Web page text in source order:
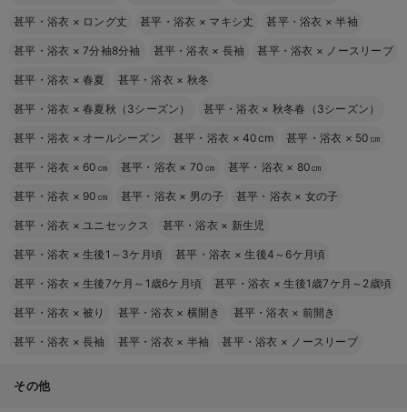
甚平・浴衣 × ロング丈 甚平・浴衣 × マキシ丈 甚平・浴衣 ×半袖
甚平・浴衣 ×7分袖8分袖 甚平・浴衣 × 長袖 甚平・浴衣 × ノースリーブ
甚平・浴衣 ×春夏 甚平・浴衣 × 秋冬
甚平・浴衣 ×春夏秋（3シーズン） 甚平・浴衣 × 秋冬春（3シーズン）
甚平・浴衣 × オールシーズン 甚平・浴衣 ×40cm 甚平・浴衣 × 50㎝
甚平・浴衣 × 60㎝ 甚平・浴衣 × 70㎝ 甚平・浴衣 × 80㎝
甚平・浴衣 × 90㎝ 甚平・浴衣 × 男の子 甚平・浴衣 × 女の子
甚平・浴衣 ×ユニセックス 甚平・浴衣 × 新生児
甚平・浴衣 ×生後1～3ケ月頃 甚平・浴衣 ×生後4～6ケ月頃
甚平・浴衣 ×生後7ケ月～1歳6ケ月頃 甚平・浴衣 ×生後1歳7ケ月～2歳頃
甚平・浴衣 ×被り 甚平・浴衣 × 横開き 甚平・浴衣 × 前開き
甚平・浴衣 ×長袖 甚平・浴衣 × 半袖 甚平・浴衣 × ノースリーブ
その他